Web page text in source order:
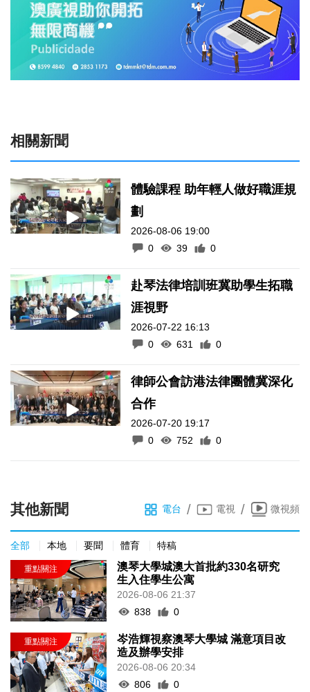
相關新聞
體驗課程 助年輕人做好職涯規
劃
2026-08-06 19:00
0
39 0
赴琴法律培訓班冀助學生拓職
涯視野
2026-07-22 16:13
0
631 0
律師公會訪港法律團體冀深化
合作
2026-07-20 19:17
0
752 0
其他新聞 電台 / 電視 / 微視頻
全部 本地 要聞 體育 特稿
澳琴大學城澳大首批約330名研究
生入住學生公寓
2026-08-06 21:37
838
0
岑浩輝視察澳琴大學城 滿意項目改
造及辦學安排
2026-08-06 20:34
806
0